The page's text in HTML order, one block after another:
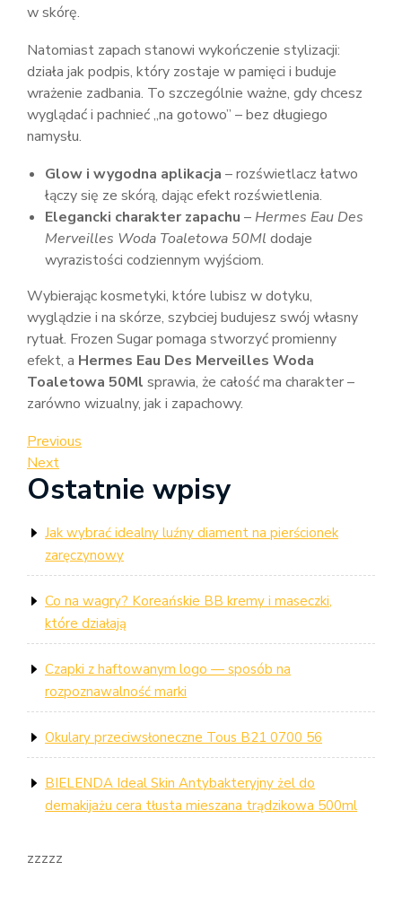
w skórę.
Natomiast zapach stanowi wykończenie stylizacji:
działa jak podpis, który zostaje w pamięci i buduje
wrażenie zadbania. To szczególnie ważne, gdy chcesz
wyglądać i pachnieć „na gotowo” – bez długiego
namysłu.
Glow i wygodna aplikacja – rozświetlacz łatwo
łączy się ze skórą, dając efekt rozświetlenia.
Elegancki charakter zapachu – Hermes Eau Des
Merveilles Woda Toaletowa 50Ml dodaje
wyrazistości codziennym wyjściom.
Wybierając kosmetyki, które lubisz w dotyku,
wyglądzie i na skórze, szybciej budujesz swój własny
rytuał. Frozen Sugar pomaga stworzyć promienny
efekt, a Hermes Eau Des Merveilles Woda
Toaletowa 50Ml sprawia, że całość ma charakter –
zarówno wizualny, jak i zapachowy.
Nawigacja
wpisu
Previous
Post
Previous
Next
Post
Next
Ostatnie wpisy
Jak wybrać idealny luźny diament na pierścionek
zaręczynowy
Co na wagry? Koreańskie BB kremy i maseczki,
które działają
Czapki z haftowanym logo — sposób na
rozpoznawalność marki
Okulary przeciwsłoneczne Tous B21 0700 56
BIELENDA Ideal Skin Antybakteryjny żel do
demakijażu cera tłusta mieszana trądzikowa 500ml
zzzzz